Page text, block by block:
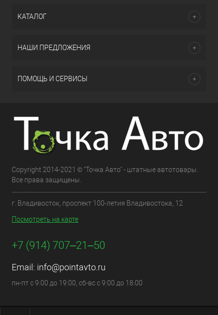
КАТАЛОГ
НАШИ ПРЕДЛОЖЕНИЯ
ПОМОЩЬ И СЕРВИСЫ
Copyright 2014-2021 © "Точка Авто" - штатные автотовары.
Все права защищены.
г. Владивосток, проспект 100-летия Владивостока, 12
Посмотреть на карте
+7 (914) 707‒21‒50
Email: info@pointavto.ru
пн-пт с 9:00 до 19:00, сб-вс с 9:00 до 18:00